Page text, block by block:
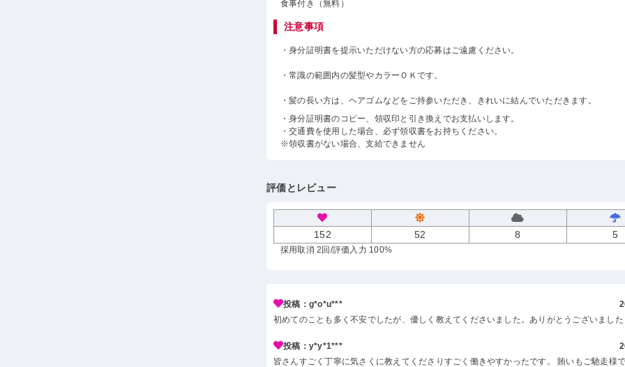
食事付き（無料）
注意事項
・身分証明書を提示いただけない方の応募はご遠慮ください。
・常識の範囲内の髪型やカラーＯＫです。
・髪の長い方は、ヘアゴムなどをご持参いただき、きれいに結んでいただきます。
・身分証明書のコピー、領収印と引き換えでお支払いします。
・交通費を使用した場合、必ず領収書をお持ちください。
※領収書がない場合、支給できません
評価とレビュー
152 52 8 5
採用取消 2回 /評価入力 100%
投稿：g*o*u***
初めてのことも多く不安でしたが、優しく教えてくださいました。ありがとうございました
投稿：y*y*1***
皆さんすごく丁寧に気さくに教えてくださりすごく働きやすかったです。 賄いもご馳走様